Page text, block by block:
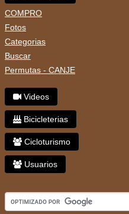
COMPRO
Fotos
Categorias
Buscar
Permutas - CANJE
Videos
Bicicleterias
Cicloturismo
Usuarios